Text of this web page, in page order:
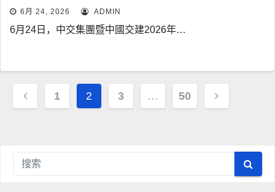
6月 24, 2026 ADMIN
6月24日，中交集團暨中國交建2026年…
文
航
1 2 3 … 50